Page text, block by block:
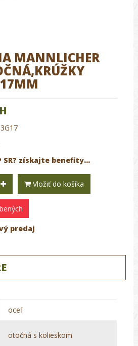
MANNLICHER
SR? získajte benefity...
Vložiť do košíka
oceľ
otočná s kolieskom